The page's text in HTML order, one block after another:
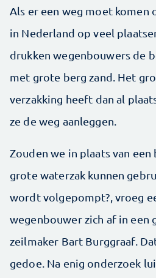
Als er een weg moet komen
in Nederland op veel
drukken wegenbouwers de
met grote berg zand. Het
verzakking heeft dan al
ze de weg aanleggen.
Zouden we in plaats van een
grote waterzak kunnen
wordt volgepompt?, vroeg
wegenbouwer zich af in een
zeilmaker Bart Burggraaf.
gedoe. Na enig onderzoek